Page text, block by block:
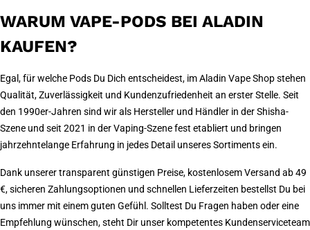
WARUM VAPE-PODS BEI ALADIN
KAUFEN?
Egal, für welche Pods Du Dich entscheidest, im Aladin Vape Shop stehen
Qualität, Zuverlässigkeit und Kundenzufriedenheit an erster Stelle. Seit
den 1990er-Jahren sind wir als Hersteller und Händler in der Shisha-
Szene und seit 2021 in der Vaping-Szene fest etabliert und bringen
jahrzehntelange Erfahrung in jedes Detail unseres Sortiments ein.
Dank unserer transparent günstigen Preise, kostenlosem Versand ab 49
€, sicheren Zahlungsoptionen und schnellen Lieferzeiten bestellst Du bei
uns immer mit einem guten Gefühl. Solltest Du Fragen haben oder eine
Empfehlung wünschen, steht Dir unser kompetentes Kundenserviceteam